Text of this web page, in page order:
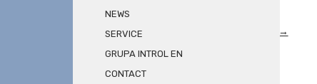
NEWS
SERVICE
GRUPA INTROL EN
CONTACT
Obróbka osadów Konstrukcje stalowe
Klimatyzacja i wentylacja
Read more →
READ OLDER